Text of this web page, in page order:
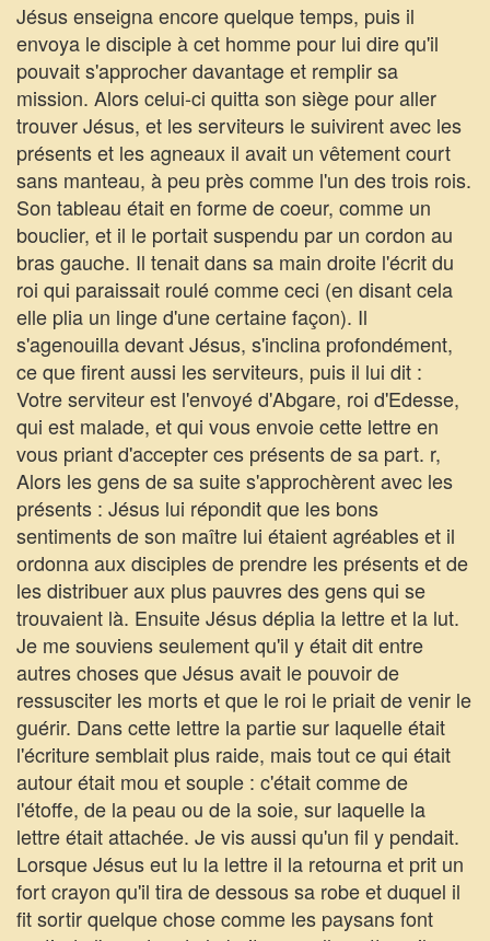
Jésus enseigna encore quelque temps, puis il
envoya le disciple à cet homme pour lui dire qu'il
pouvait s'approcher davantage et remplir sa
mission. Alors celui-ci quitta son siège pour aller
trouver Jésus, et les serviteurs le suivirent avec les
présents et les agneaux il avait un vêtement court
sans manteau, à peu près comme l'un des trois rois.
Son tableau était en forme de coeur, comme un
bouclier, et il le portait suspendu par un cordon au
bras gauche. Il tenait dans sa main droite l'écrit du
roi qui paraissait roulé comme ceci (en disant cela
elle plia un linge d'une certaine façon). Il
s'agenouilla devant Jésus, s'inclina profondément,
ce que firent aussi les serviteurs, puis il lui dit : 
Votre serviteur est l'envoyé d'Abgare, roi d'Edesse,
qui est malade, et qui vous envoie cette lettre en
vous priant d'accepter ces présents de sa part. r,
Alors les gens de sa suite s'approchèrent avec les
présents : Jésus lui répondit que les bons
sentiments de son maître lui étaient agréables et il
ordonna aux disciples de prendre les présents et de
les distribuer aux plus pauvres des gens qui se
trouvaient là. Ensuite Jésus déplia la lettre et la lut.
Je me souviens seulement qu'il y était dit entre
autres choses que Jésus avait le pouvoir de
ressusciter les morts et que le roi le priait de venir le
guérir. Dans cette lettre la partie sur laquelle était
l'écriture semblait plus raide, mais tout ce qui était
autour était mou et souple : c'était comme de
l'étoffe, de la peau ou de la soie, sur laquelle la
lettre était attachée. Je vis aussi qu'un fil y pendait.
Lorsque Jésus eut lu la lettre il la retourna et prit un
fort crayon qu'il tira de dessous sa robe et duquel il
fit sortir quelque chose comme les paysans font